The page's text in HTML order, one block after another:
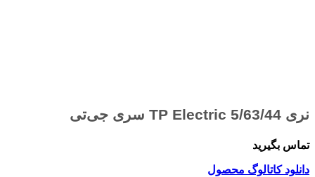
نری 5/63/44 TP Electric سری جی‌تی
تماس بگیرید
دانلود کاتالوگ محصول